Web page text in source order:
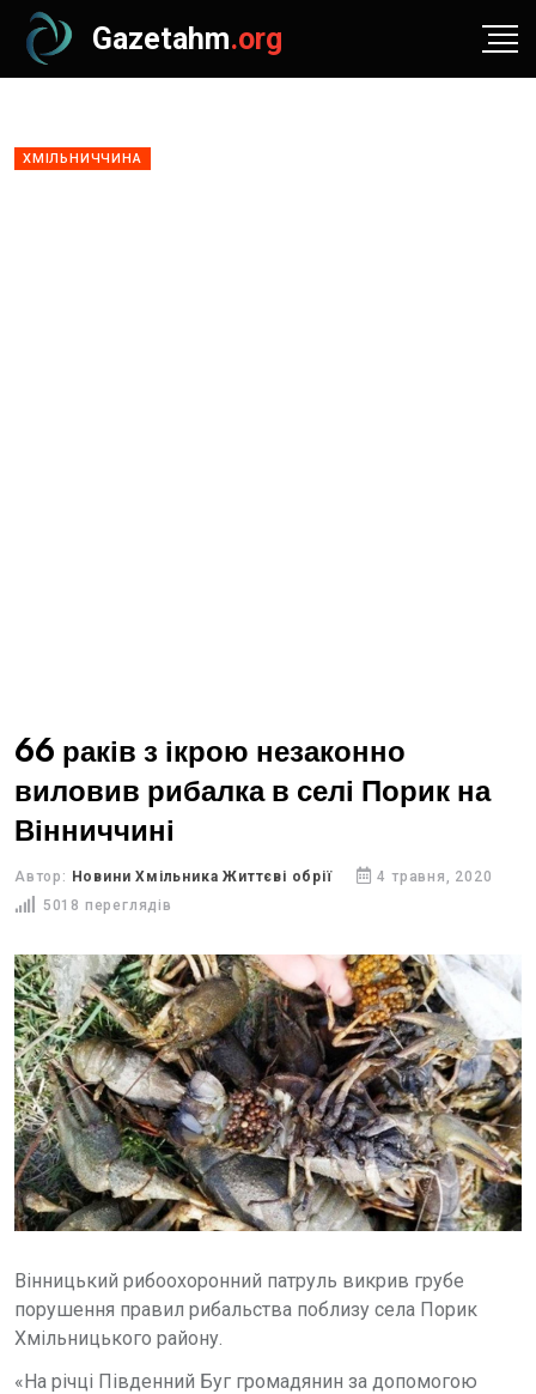
Gazetahm.org
ХМІЛЬНИЧЧИНА
66 раків з ікрою незаконно
виловив рибалка в селі Порик на
Вінниччині
Автор: Новини Хмільника Життєві обрії
4 травня, 2020
5018 переглядів
Вінницький рибоохоронний патруль викрив грубе
порушення правил рибальства поблизу села Порик
Хмільницького району.
«На річці Південний Буг громадянин за допомогою